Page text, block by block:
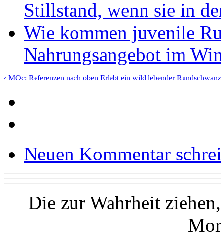
Stillstand, wenn sie in
Wie kommen juvenile
Nahrungsangebot im
‹ MOc: Referenzen nach oben Erlebt ein wild lebender
Neuen Kommentar
Die zur Wahrheit